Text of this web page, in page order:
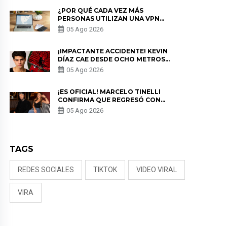
¿POR QUÉ CADA VEZ MÁS
PERSONAS UTILIZAN UNA VPN
PARA PROTEGER SU
PRIVACIDAD?
05 Ago 2026
¡IMPACTANTE ACCIDENTE! KEVIN
DÍAZ CAE DESDE OCHO METROS
EN “ESTO ES GUERRA” Y GENERA
PREOCUPACIÓN
05 Ago 2026
¡ES OFICIAL! MARCELO TINELLI
CONFIRMA QUE REGRESÓ CON
MILETT FIGUEROA: “EL AMOR
PUDO MÁS”
05 Ago 2026
TAGS
REDES SOCIALES TIKTOK VIDEO VIRAL
VIRA